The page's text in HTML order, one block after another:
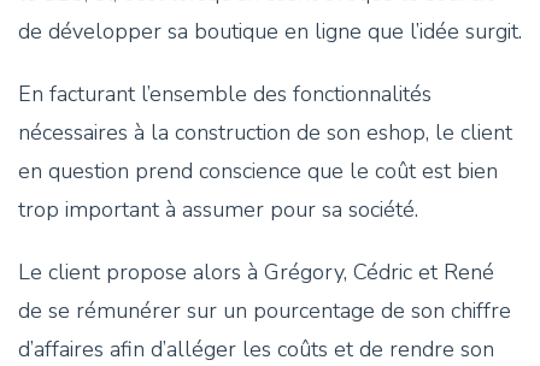
de développer sa boutique en ligne que l’idée surgit.
En facturant l’ensemble des fonctionnalités
nécessaires à la construction de son eshop, le client
en question prend conscience que le coût est bien
trop important à assumer pour sa société.
Le client propose alors à Grégory, Cédric et René
de se rémunérer sur un pourcentage de son chiffre
d’affaires afin d’alléger les coûts et de rendre son